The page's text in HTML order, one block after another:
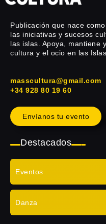
Publicación que nace
las iniciativas y sucesos
las islas. Apoya, mantiene
cultura y el ocio en las
masscultura@gmail.com
+34 928 80 19 60
Envíanos tu evento
Destacados
Eventos
Danza